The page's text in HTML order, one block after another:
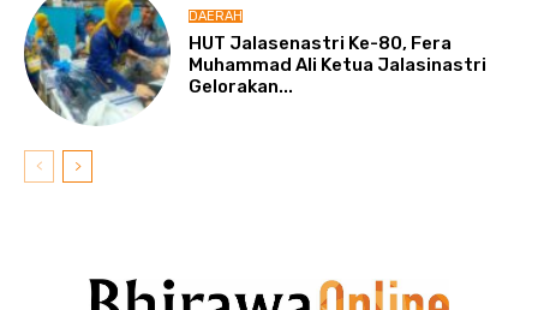
DAERAH
HUT Jalasenastri Ke-80, Fera
Muhammad Ali Ketua Jalasinastri
Gelorakan...